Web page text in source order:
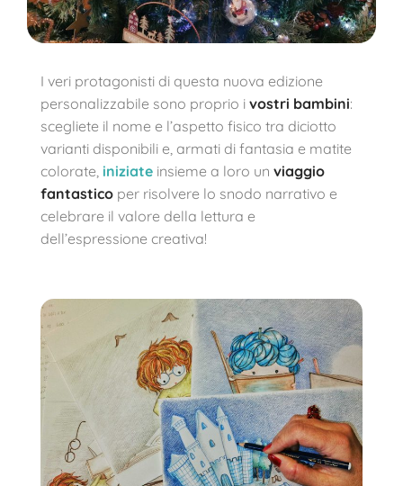
I veri protagonisti di questa nuova edizione
personalizzabile sono proprio i vostri bambini:
scegliete il nome e l’aspetto fisico tra diciotto
varianti disponibili e, armati di fantasia e matite
colorate, iniziate insieme a loro un viaggio
fantastico per risolvere lo snodo narrativo e
celebrare il valore della lettura e
dell’espressione creativa!